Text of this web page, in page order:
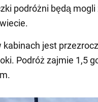
podróżni będą
kabinach jest
Podróż zajmie 1,5